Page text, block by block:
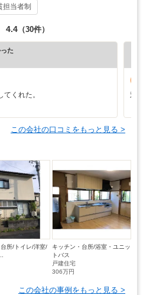
担当者制
4.4 （30件）
た
くれた。 対
この会社の口コミをもっと見る >
所/トイレ/洋室/
キッチン・台所/浴室・ユニッ
トバス
戸建住宅
306万円
この会社の事例をもっと見る >